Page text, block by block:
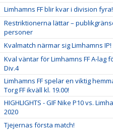
Limhamns FF blir kvar i division fyra!
Restriktionerna lättar –
personer
Kvalmatch närmar sig Limhamns IP!
Kval väntar för Limhamns FF A-lag
Div.4
Limhamns FF spelar en viktig
Torg FF ikväll kl. 19.00!
HIGHLIGHTS - GIF Nike P10 vs.
2020
Tjejernas första match!